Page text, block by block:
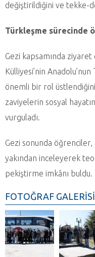
değiştirildiğini ve tekke-
Türkleşme sürecinde
Gezi kapsamında
Külliyesi’nin
önemli bir rol
zaviyelerin sosyal
vurguladı.
Gezi sonunda
yakından inceleyerek
pekiştirme imkânı buldu.
FOTOĞRAF GALERİSİ